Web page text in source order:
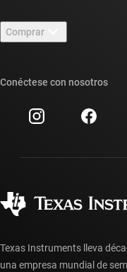
Sala de redacción
Eventos
Relaciones con los
Foros de soporte de
Búsqueda de
Centro de atención al
Preguntas frecuentes
Comprar
Preguntas frecuentes
Conéctese con nosotros
Texas Instruments lleva
una empresa mundial de